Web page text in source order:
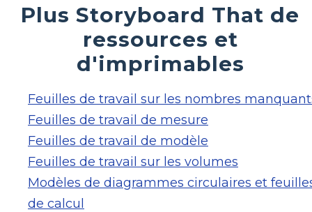
Plus Storyboard That de
ressources et
d'imprimables
Feuilles de travail sur les nombres
Feuilles de travail de mesure
Feuilles de travail de modèle
Feuilles de travail sur les volumes
Modèles de diagrammes circulaires et
de calcul